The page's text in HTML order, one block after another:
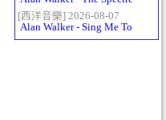
[西洋音樂] 2026-08-07
Alan Walker - Sing Me To
Sleep